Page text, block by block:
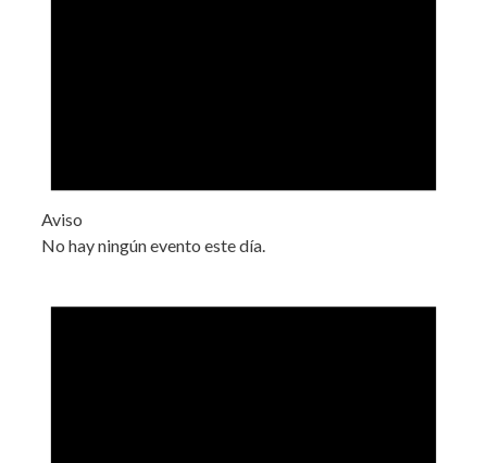
Aviso
No hay ningún evento este día.